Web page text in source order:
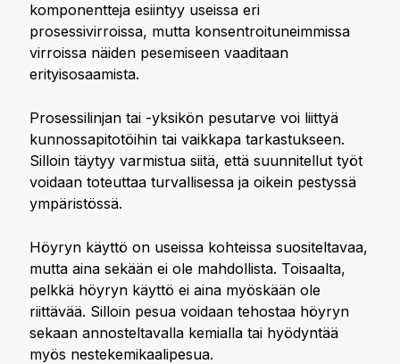
komponentteja esiintyy useissa eri
prosessivirroissa, mutta konsentroituneimmissa
virroissa näiden pesemiseen vaaditaan
erityisosaamista.
Prosessilinjan tai -yksikön pesutarve voi liittyä
kunnossapitotöihin tai vaikkapa tarkastukseen.
Silloin täytyy varmistua siitä, että suunnitellut työt
voidaan toteuttaa turvallisessa ja oikein pestyssä
ympäristössä.
Höyryn käyttö on useissa kohteissa suositeltavaa,
mutta aina sekään ei ole mahdollista. Toisaalta,
pelkkä höyryn käyttö ei aina myöskään ole
riittävää. Silloin pesua voidaan tehostaa höyryn
sekaan annosteltavalla kemialla tai hyödyntää
myös nestekemikaalipesua.